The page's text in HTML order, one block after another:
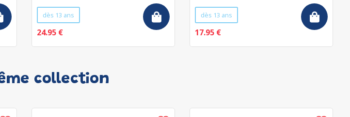
dès 13 ans
24.95 €
dès 13 ans
17.95 €
collection